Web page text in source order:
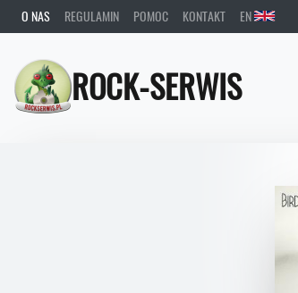
O NAS REGULAMIN POMOC KONTAKT EN
ROCK-SERWIS